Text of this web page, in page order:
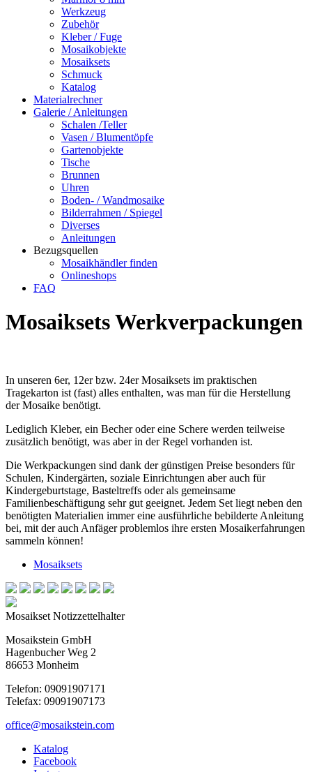
Werkzeug
Zubehör
Kleber / Fuge
Mosaikobjekte
Mosaiksets
Schmuck
Katalog
Materialrechner
Galerie / Anleitungen
Schalen /Teller
Vasen / Blumentöpfe
Gartenobjekte
Tische
Brunnen
Uhren
Boden- / Wandmosaike
Bilderrahmen / Spiegel
Diverses
Anleitungen
Bezugsquellen
Mosaikhändler finden
Onlineshops
FAQ
Mosaiksets Werkverpackungen
In unseren 6er, 12er bzw. 24er Mosaiksets im praktischen
Tragekarton ist (fast) alles enthalten, was man für die Herstellung
der Mosaike benötigt.
Lediglich Kleber, ein Becher oder eine Schere werden teilweise
zusätzlich benötigt, was aber in der Regel vorhanden ist.
Die Werkpackungen sind dank der günstigen Preise besonders für
Schulen, Kindergärten, soziale Einrichtungen aber auch für
Kindergeburtstage, Basteltreffs oder als gemeinsame
Familienbeschäftigung sehr gut geeignet. Jedem Set liegt neben den
benötigten Materialien immer eine ausführliche bebilderte Anleitung
bei, mit der auch Anfäger problemlos ihre ersten Mosaikerfahrungen
sammeln können!
Mosaiksets
Mosaikset Notizzettelhalter
Mosaikstein GmbH
Hagenbucher Weg 2
86653 Monheim
Telefon: 09091907171
Telefax: 09091907173
office@mosaikstein.com
Katalog
Facebook